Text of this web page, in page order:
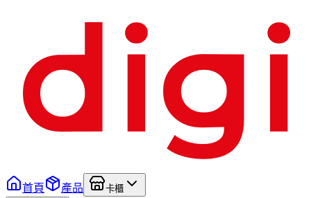
首頁 產品 卡櫃